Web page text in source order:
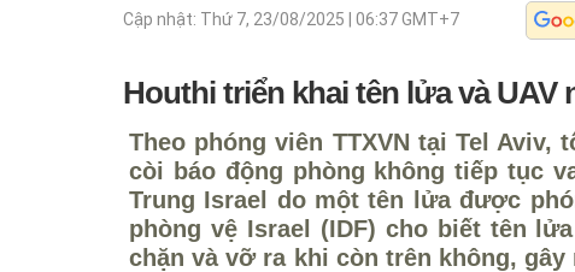
Cập nhật: Thứ 7, 23/08/2025 | 06:37GMT+7
Houthi triển khai tên lửa và UAV
Theo phóng viên TTXVN tại Tel Aviv,
còi báo động phòng không tiếp tục
Trung Israel do một tên lửa được
phòng vệ Israel (IDF) cho biết tên
chặn và vỡ ra khi còn trên không,